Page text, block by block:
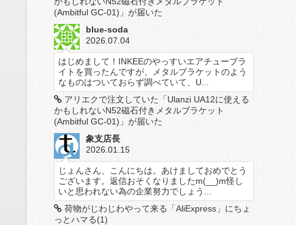
(Ambitful GC-01)」が届いた
blue-soda
2026.07.04
はじめまして！INKEEのやっすいエアチューブラ
イトを買ったんですが、メタルブラケットのよう
なものはついておらず調べていて、U...
アリエクで注文していた「Ulanzi UA12に使える
かもしれないN52磁石付きメタルブラケット
(Ambitful GC-01)」が届いた
象支店長
2026.01.15
じょんさん、こんにちは。あけましておめでとう
ございます。返信おそくなりましたm(__)m怪し
いと思われない為の企業努力でしょう...
荷物がじわじわやって来る「AliExpress」にちょ
っとハマる(1)